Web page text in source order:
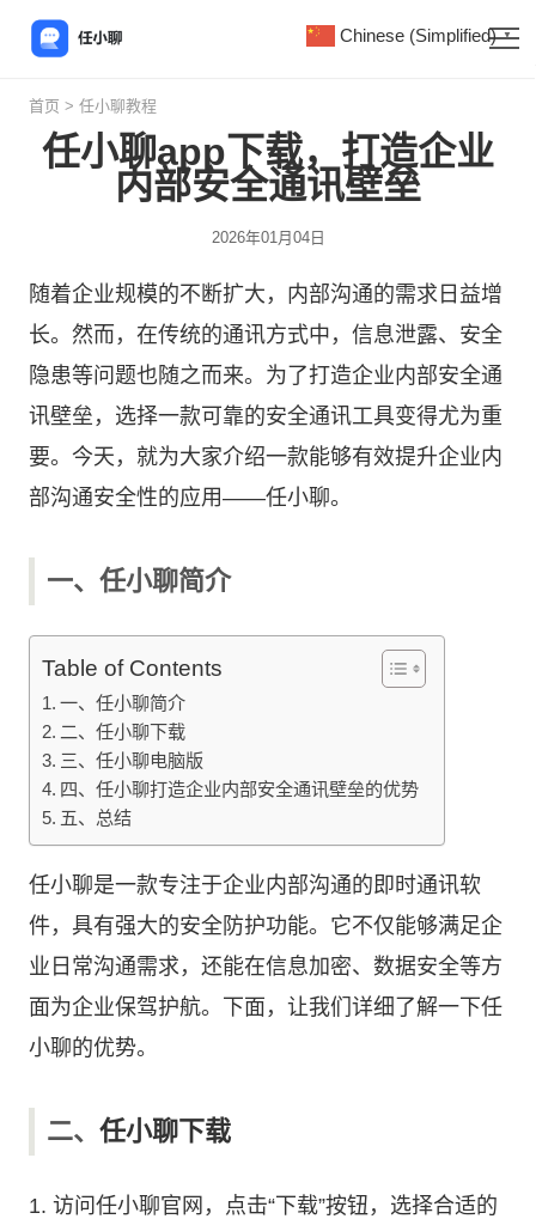
首页 > 任小聊教程
任小聊app下载，打造企业
内部安全通讯壁垒
2026年01月04日
随着企业规模的不断扩大，内部沟通的需求日益增
长。然而，在传统的通讯方式中，信息泄露、安全
隐患等问题也随之而来。为了打造企业内部安全通
讯壁垒，选择一款可靠的安全通讯工具变得尤为重
要。今天，就为大家介绍一款能够有效提升企业内
部沟通安全性的应用——任小聊。
一、任小聊简介
Table of Contents
一、任小聊简介
二、任小聊下载
三、任小聊电脑版
四、任小聊打造企业内部安全通讯壁垒的优势
五、总结
任小聊是一款专注于企业内部沟通的即时通讯软
件，具有强大的安全防护功能。它不仅能够满足企
业日常沟通需求，还能在信息加密、数据安全等方
面为企业保驾护航。下面，让我们详细了解一下任
小聊的优势。
二、 任小聊下载
1. 访问 任小聊官网 ，点击“下载”按钮，选择合适的
Chinese (Simplified) ▼